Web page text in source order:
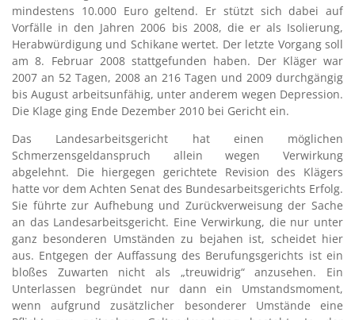
mindestens 10.000 Euro geltend. Er stützt sich dabei auf
Vorfälle in den Jahren 2006 bis 2008, die er als Isolierung,
Herabwürdigung und Schikane wertet. Der letzte Vorgang soll
am 8. Februar 2008 stattgefunden haben. Der Kläger war
2007 an 52 Tagen, 2008 an 216 Tagen und 2009 durchgängig
bis August arbeitsunfähig, unter anderem wegen Depression.
Die Klage ging Ende Dezember 2010 bei Gericht ein.
Das Landesarbeitsgericht hat einen möglichen
Schmerzensgeldanspruch allein wegen Verwirkung
abgelehnt. Die hiergegen gerichtete Revision des Klägers
hatte vor dem Achten Senat des Bundesarbeitsgerichts Erfolg.
Sie führte zur Aufhebung und Zurückverweisung der Sache
an das Landesarbeitsgericht. Eine Verwirkung, die nur unter
ganz besonderen Umständen zu bejahen ist, scheidet hier
aus. Entgegen der Auffassung des Berufungsgerichts ist ein
bloßes Zuwarten nicht als „treuwidrig“ anzusehen. Ein
Unterlassen begründet nur dann ein Umstandsmoment,
wenn aufgrund zusätzlicher besonderer Umstände eine